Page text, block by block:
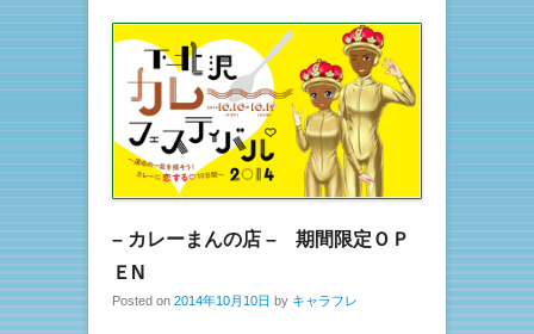
– カレーまんの店 – 期間限定ＯＰ
ＥN
Posted on 2014年10月10日 by キャラフレ